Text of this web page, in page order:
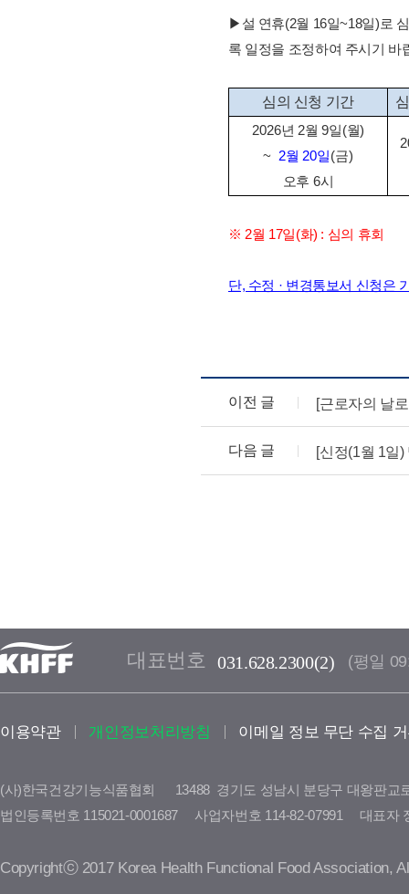
이전 글 [근로자의 날
다음 글
▶ 설 연휴(2월 16일~18일)로
록 일정을 조정하여 주시기 바
심의 신청 기간
2026년 2월9일(월)
~ 2월 20일(금)
오후 6시
※ 2월 17일(화) : 심의 휴회
단, 수정 · 변경통보서 신청은
대표번호 031.628.2300(2) (평일
이용약관 개인정보처리방침 이메일 정보 무단 수집
(사)한국건강기능식품협회
13488  경기도 성남시 분당구 대왕판
법인등록번호 115021-0001687     사업자번호 114-82-07991     대표자
Copyrightⓒ 2017 Korea Health Functional Food Association,